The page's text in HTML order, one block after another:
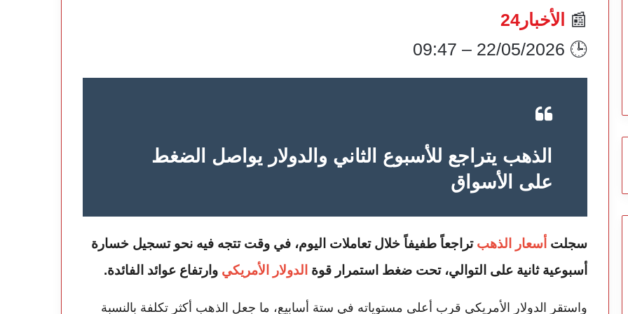
📰
الأخبار24
🕒 22/05/2026 – 09:47
الذهب يتراجع للأسبوع الثاني والدولار يواصل الضغط
على الأسواق
سجلت أسعار الذهب تراجعاً طفيفاً خلال تعاملات اليوم، في وقت تتجه فيه نحو تسجيل خسارة
أسبوعية ثانية على التوالي، تحت ضغط استمرار قوة الدولار الأمريكي وارتفاع عوائد الفائدة.
واستقر الدولار الأمريكي قرب أعلى مستوياته في ستة أسابيع، ما جعل الذهب أكثر تكلفة بالنسبة